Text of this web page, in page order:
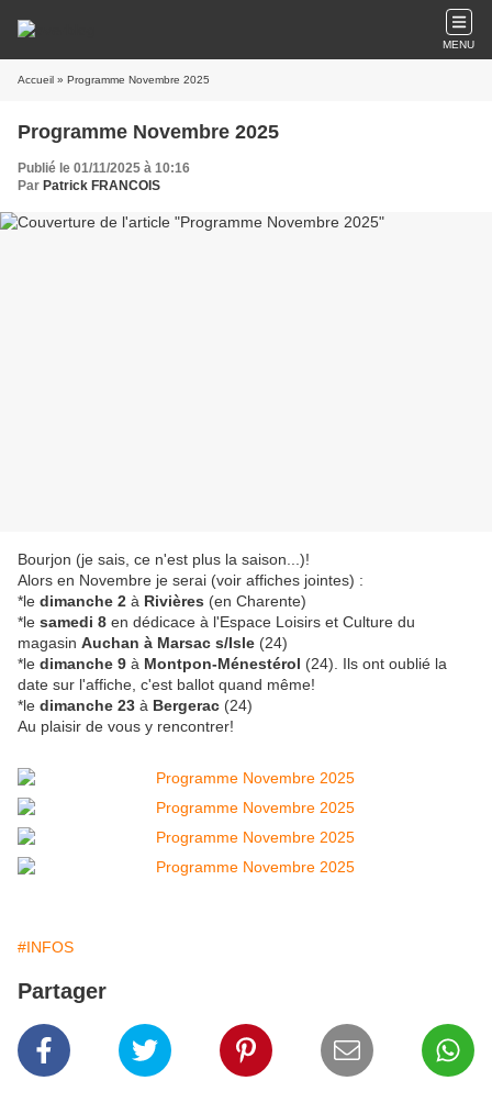
MENU
Accueil » Programme Novembre 2025
Programme Novembre 2025
Publié le 01/11/2025 à 10:16
Par Patrick FRANCOIS
Bourjon (je sais, ce n'est plus la saison...)!
Alors en Novembre je serai (voir affiches jointes) :
*le dimanche 2 à Rivières (en Charente)
*le samedi 8 en dédicace à l'Espace Loisirs et Culture du
magasin Auchan à Marsac s/Isle (24)
*le dimanche 9 à Montpon-Ménestérol (24). Ils ont oublié la
date sur l'affiche, c'est ballot quand même!
*le dimanche 23 à Bergerac (24)
Au plaisir de vous y rencontrer!
#INFOS
Partager